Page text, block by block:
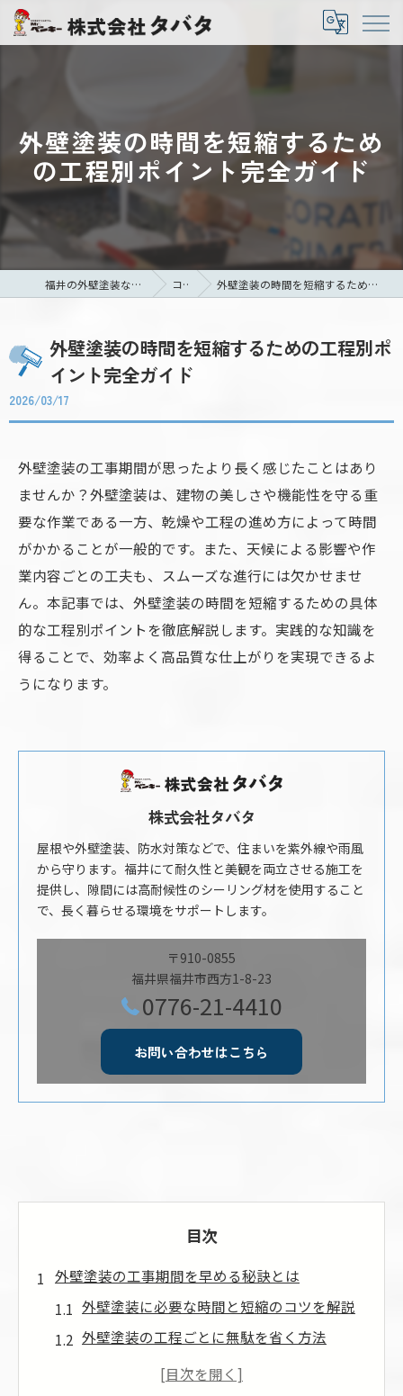
外壁塗装の時間を短縮するため
の工程別ポイント完全ガイド
福井の外壁塗装なら株式会社タバタ コラム 外壁塗装の時間を短縮するための工程別ポイント完全ガイド
外壁塗装の時間を短縮するための工程別ポ
イント完全ガイド
2026/03/17
外壁塗装の工事期間が思ったより長く感じたことはあり
ませんか？外壁塗装は、建物の美しさや機能性を守る重
要な作業である一方、乾燥や工程の進め方によって時間
がかかることが一般的です。また、天候による影響や作
業内容ごとの工夫も、スムーズな進行には欠かせませ
ん。本記事では、外壁塗装の時間を短縮するための具体
的な工程別ポイントを徹底解説します。実践的な知識を
得ることで、効率よく高品質な仕上がりを実現できるよ
うになります。
株式会社タバタ
屋根や外壁塗装、防水対策などで、住まいを紫外線や雨風
から守ります。福井にて耐久性と美観を両立させる施工を
提供し、隙間には高耐候性のシーリング材を使用すること
で、長く暮らせる環境をサポートします。
〒910-0855
福井県福井市西方1-8-23
0776-21-4410
お問い合わせはこちら
目次
外壁塗装の工事期間を早める秘訣とは
外壁塗装に必要な時間と短縮のコツを解説
外壁塗装の工程ごとに無駄を省く方法
天候で変わる外壁塗装の時間対策とは